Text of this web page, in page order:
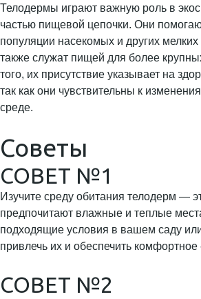
Телодермы играют важную роль в
частью пищевой цепочки. Они
популяции насекомых и других
также служат пищей для более
того, их присутствие указывает на
так как они чувствительны к
среде.
Советы
СОВЕТ №1
Изучите среду обитания телодерм —
предпочитают влажные и теплые
подходящие условия в вашем саду
привлечь их и обеспечить
СОВЕТ №2